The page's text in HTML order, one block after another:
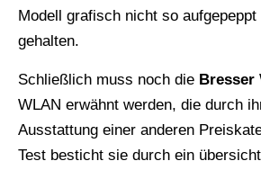
Modell grafisch nicht so aufgepeppt
gehalten.
Schließlich muss noch die Bresser
WLAN erwähnt werden, die durch
Ausstattung einer anderen
Test besticht sie durch ein